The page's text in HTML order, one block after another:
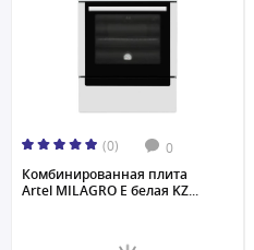
(0) 0
Комбинированная плита
Artel MILAGRO E белая KZ...